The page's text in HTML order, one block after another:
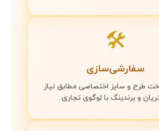
🛠️
سفارشی‌سازی
طرح و سایز اختصاصی مطابق نیاز
و برندینگ با لوگوی تجاری.